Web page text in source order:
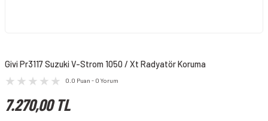
Givi Pr3117 Suzuki V-Strom 1050 / Xt Radyatör Koruma
0.0 Puan - 0 Yorum
7.270,00 TL